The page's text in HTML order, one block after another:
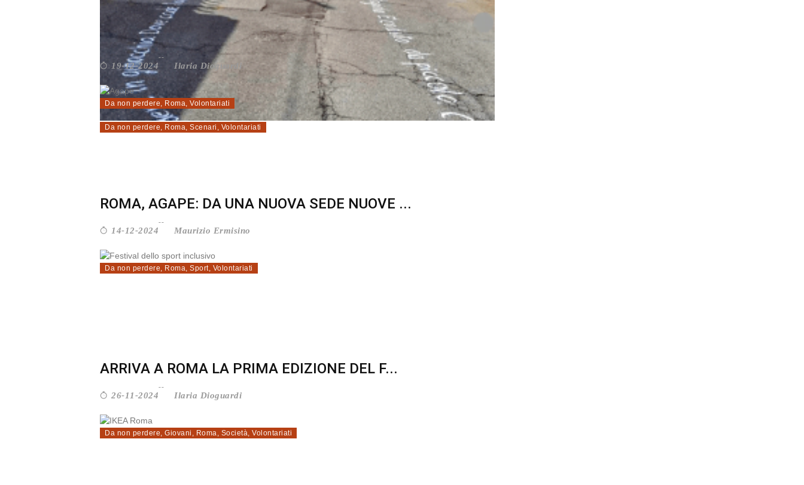
Da non perdere, Roma, Scenari , Volontariati
NUOVO PIANO SOCIALE DI ROMA. WELFARE ...
19-12-2024 Ilaria Dioguardi
Da non perdere, Roma, Volontariati
ROMA, AGAPE: DA UNA NUOVA SEDE NUOVE ...
14-12-2024 Maurizio Ermisino
Da non perdere, Roma, Sport, Volontariati
ARRIVA A ROMA LA PRIMA EDIZIONE DEL F...
26-11-2024 Ilaria Dioguardi
Da non perdere, Giovani , Roma, Società, Volontariati